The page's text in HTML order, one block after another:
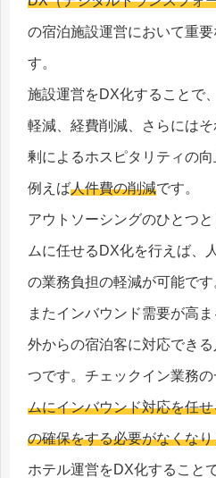
の宿泊施設運営において重
す。
施設運営をDX化することで
軽減、経費削減、さらには
剰によるホスピタリティの向
例えば人件費の削減です。
アウトソーシングのひとつ
ムに任せるDX化を行えば、
の業務負担の軽減が可能です
またインバウンド需要が高
外からの宿泊客に対応でき
つです。チェックイン業務
ムにインバウンド対応を任
の確保をする必要がなくな
ホテル運営をDX化すること